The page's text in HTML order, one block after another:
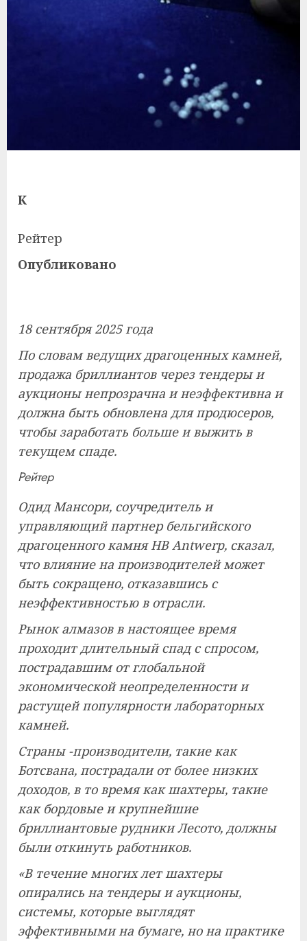
К
Рейтер
Опубликовано
18 сентября 2025 года
По словам ведущих драгоценных камней,
продажа бриллиантов через тендеры и
аукционы непрозрачна и неэффективна и
должна быть обновлена ​​для продюсеров,
чтобы заработать больше и выжить в
текущем спаде.
Рейтер
Одид Мансори, соучредитель и
управляющий партнер бельгийского
драгоценного камня HB Antwerp, сказал,
что влияние на производителей может
быть сокращено, отказавшись с
неэффективностью в отрасли.
Рынок алмазов в настоящее время
проходит длительный спад с спросом,
пострадавшим от глобальной
экономической неопределенности и
растущей популярности лабораторных
камней.
Страны -производители, такие как
Ботсвана, пострадали от более низких
доходов, в то время как шахтеры, такие
как бордовые и крупнейшие
бриллиантовые рудники Лесото, должны
были откинуть работников.
«В течение многих лет шахтеры
опирались на тендеры и аукционы,
системы, которые выглядят
эффективными на бумаге, но на практике